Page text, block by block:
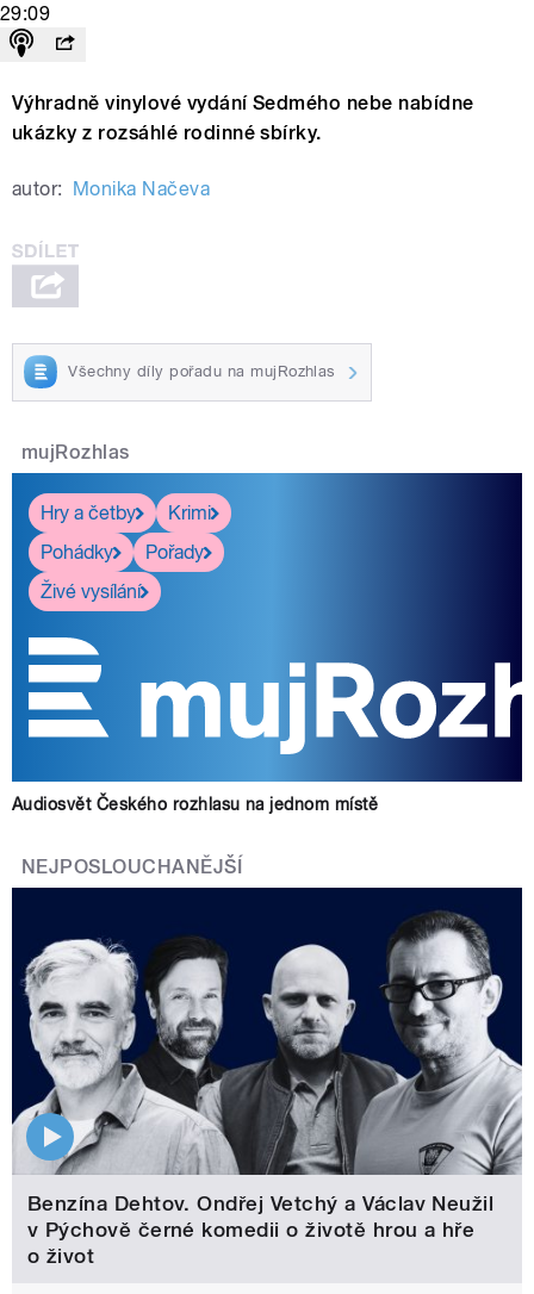
29:09
Výhradně vinylové vydání Sedmého nebe nabídne
ukázky z rozsáhlé rodinné sbírky.
autor: Monika Načeva
Všechny díly pořadu na mujRozhlas
mujRozhlas
Hry a četby
Krimi
Pohádky
Pořady
Živé vysílání
Audiosvět Českého rozhlasu na jednom místě
NEJPOSLOUCHANĚJŠÍ
Benzína Dehtov. Ondřej Vetchý a Václav Neužil
v Pýchově černé komedii o životě hrou a hře
o život